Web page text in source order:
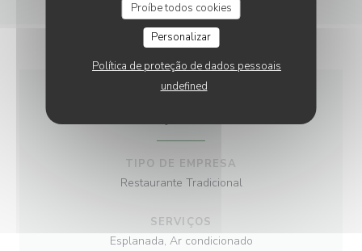
Proíbe todos cookies
Personalizar
Política de proteção de dados pessoais
undefined
TIPO DE EMPRESA
Restaurante Tradicional
SERVIÇOS
Esplanada, Ar condicionado